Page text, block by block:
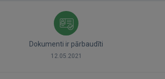
Dokumenti ir pārbaudīti
12.05.2021